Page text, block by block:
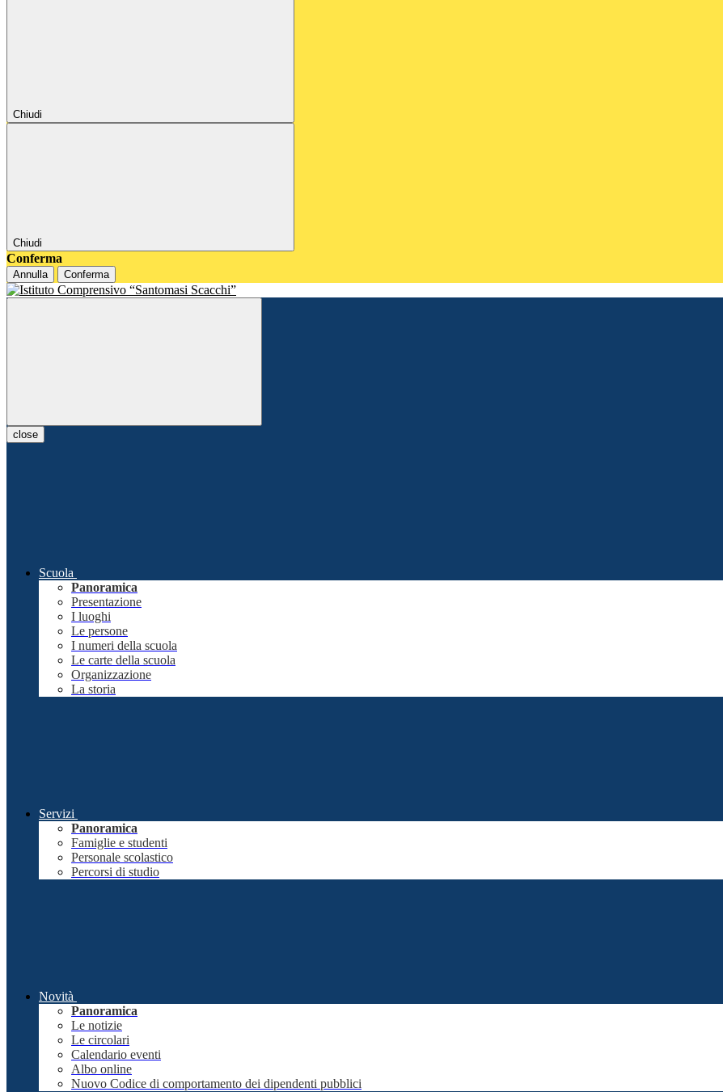
Chiudi
Chiudi
Conferma
Annulla Conferma
close
Scuola
Panoramica
Presentazione
I luoghi
Le persone
I numeri della scuola
Le carte della scuola
Organizzazione
La storia
Servizi
Panoramica
Famiglie e studenti
Personale scolastico
Percorsi di studio
Novità
Panoramica
Le notizie
Le circolari
Calendario eventi
Albo online
Nuovo Codice di comportamento dei dipendenti pubblici